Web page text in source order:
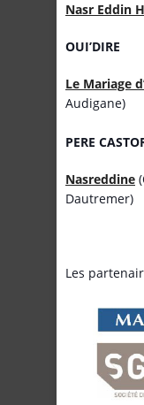
Nasr Eddin
OUI’DIRE
Le Mariage
Audigane)
PERE
Nasreddine
Dautremer)
Les